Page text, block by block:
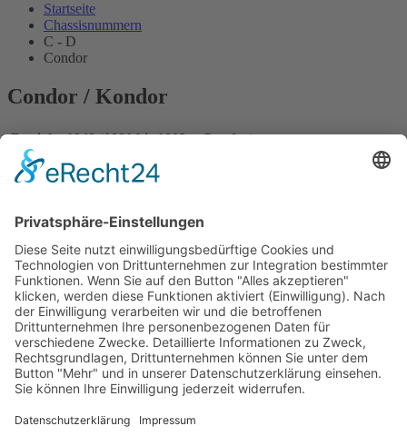
Startseite
Chassisnummern
C - D
Condor
Condor / Kondor
Baujahr 1949 (1001 bis 1003 = Condor)
1001
1949
Fritz Huschke von Hanstein
1950
Joseph Göttgens
1002
1949
Lilian Heimann-Mayer + Toni Kreuzer
1003
1949-1950
Karl Budde
1951
Karl Budde + Wolfgang Müller
1952
Karl Budde
Baujahr 1950 (1004 = Kondor)
1004
1950-1952
Friedrich Dilthey
1953
Friedrich Dilthey + Erich Gorecki
Impressum